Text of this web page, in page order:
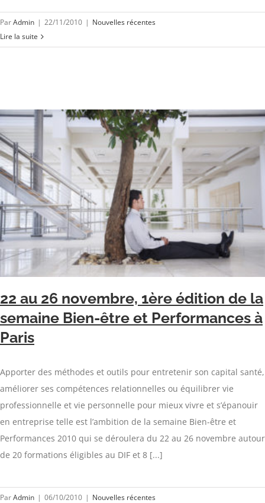
ParAdmin | 22/11/2010 | Nouvelles récentes
Lire la suite
22 au 26 novembre, 1ère édition de la
semaine Bien-être et Performances à
Paris
Apporter des méthodes et outils pour entretenir son capital santé,
améliorer ses compétences relationnelles ou équilibrer vie
professionnelle et vie personnelle pour mieux vivre et s’épanouir
en entreprise telle est l’ambition de la semaine Bien-être et
Performances 2010 qui se déroulera du 22 au 26 novembre autour
de 20 formations éligibles au DIF et 8 [...]
ParAdmin | 06/10/2010 | Nouvelles récentes